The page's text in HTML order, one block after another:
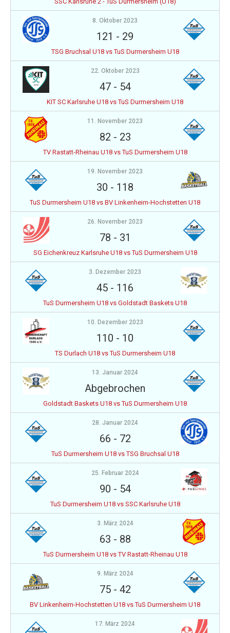
8. Oktober 2023
121 - 29
TSG Bruchsal U18 vs TuS Durmersheim U18
22. Oktober 2023
47- 54
KIT SC Karlsruhe U18 vs TuS Durmersheim U18
11. November 2023
82 - 23
TV Rastatt-Rheinau U18 vs TuS Durmersheim U18
19. November 2023
30 - 118
TuS Durmersheim U18 vs BV Linkenheim-Hochstetten U18
26. November 2023
78 - 31
SG Eichenkreuz Karlsruhe U18 vs TuS Durmersheim U18
3. Dezember 2023
45 - 116
TuS Durmersheim U18 vs Goldstadt Baskets U18
10. Dezember 2023
110 - 10
TS Durlach U18 vs TuS Durmersheim U18
13. Januar 2024
Abgebrochen
Goldstadt Baskets U18 vs TuS Durmersheim U18
28. Januar 2024
66 - 72
TuS Durmersheim U18 vs TSG Bruchsal U18
25. Februar 2024
90 - 54
TuS Durmersheim U18 vs SSC Karlsruhe U18
3. März 2024
63 - 88
TuS Durmersheim U18 vs TV Rastatt-Rheinau U18
9. März 2024
75- 42
BV Linkenheim-Hochstetten U18 vs TuS Durmersheim U18
17. März 2024